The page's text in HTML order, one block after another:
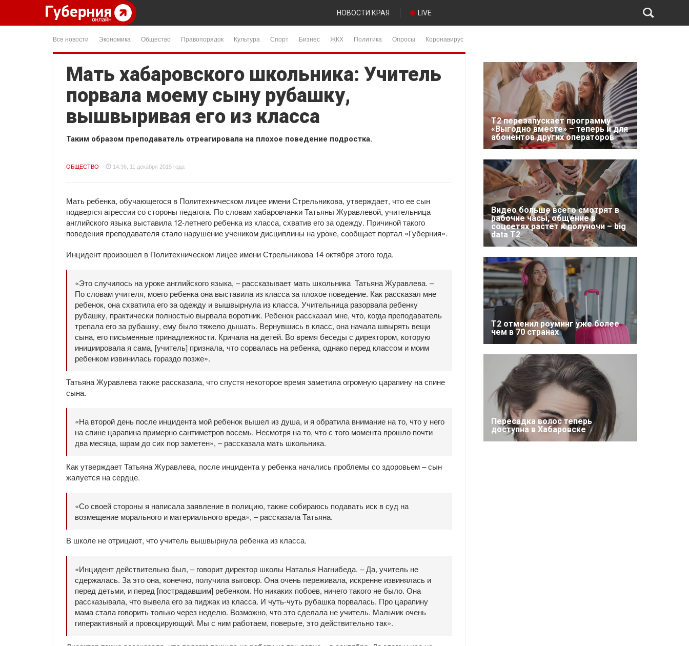
НОВОСТИ КРАЯ LIVE
Все новости Экономика Общество Правопорядок Культура Спорт Бизнес ЖКХ Политика Опросы Коронавирус
Мать хабаровского школьника: Учитель
порвала моему сыну рубашку,
вышвыривая его из класса
Таким образом преподаватель отреагировала на плохое поведение подростка.
ОБЩЕСТВО 14:36, 11 декабря 2015 года
Мать ребенка, обучающегося в Политехническом лицее имени Стрельникова, утверждает, что ее сын
подвергся агрессии со стороны педагога. По словам хабаровчанки Татьяны Журавлевой, учительница
английского языка выставила 12-летнего ребенка из класса, схватив его за одежду. Причиной такого
поведения преподавателя стало нарушение учеником дисциплины на уроке, сообщает портал «Губерния».
Инцидент произошел в Политехническом лицее имени Стрельникова 14 октября этого года.
«Это случилось на уроке английского языка, – рассказывает мать школьника Татьяна Журавлева. –
По словам учителя, моего ребенка она выставила из класса за плохое поведение. Как рассказал мне
ребенок, она схватила его за одежду и вышвырнула из класса. Учительница разорвала ребенку
рубашку, практически полностью вырвала воротник. Ребенок рассказал мне, что, когда преподаватель
трепала его за рубашку, ему было тяжело дышать. Вернувшись в класс, она начала швырять вещи
сына, его письменные принадлежности. Кричала на детей. Во время беседы с директором, которую
инициировала я сама, [учитель] признала, что сорвалась на ребенка, однако перед классом и моим
ребенком извинилась гораздо позже».
Татьяна Журавлева также рассказала, что спустя некоторое время заметила огромную царапину на спине
сына.
«На второй день после инцидента мой ребенок вышел из душа, и я обратила внимание на то, что у него
на спине царапина примерно сантиметров восемь. Несмотря на то, что с того момента прошло почти
два месяца, шрам до сих пор заметен», – рассказала мать школьника.
Как утверждает Татьяна Журавлева, после инцидента у ребенка начались проблемы со здоровьем – сын
жалуется на сердце.
«Со своей стороны я написала заявление в полицию, также собираюсь подавать иск в суд на
возмещение морального и материального вреда», – рассказала Татьяна.
В школе не отрицают, что учитель вышвырнула ребенка из класса.
«Инцидент действительно был, – говорит директор школы Наталья Нагнибеда. – Да, учитель не
сдержалась. За это она, конечно, получила выговор. Она очень переживала, искренне извинялась и
перед детьми, и перед [пострадавшим] ребенком. Но никаких побоев, ничего такого не было. Она
рассказывала, что вывела его за пиджак из класса. И чуть-чуть рубашка порвалась. Про царапину
мама стала говорить только через неделю. Возможно, что это сделала не учитель. Мальчик очень
гиперактивный и провоцирующий. Мы с ним работаем, поверьте, это действительно так».
Т2 перезапускает программу
«Выгодно вместе» – теперь и для
абонентов других операторов
Видео больше всего смотрят в
рабочие часы, общение в
соцсетях растет к полуночи – big
data T2
Т2 отменил роуминг уже более
чем в 70 странах
Пересадка волос теперь
доступна в Хабаровске